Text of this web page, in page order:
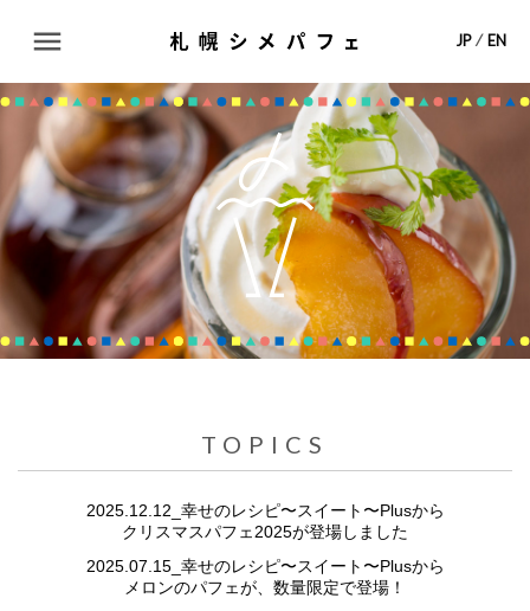
ABOUT
TOPICS
SHOP LIST
MAP
CONTACT
JP ⁄ EN
TOPICS
2025.12.12_幸せのレシピ〜スイート〜Plusから
クリスマスパフェ2025が登場しました
2025.07.15_幸せのレシピ〜スイート〜Plusから
メロンのパフェが、数量限定で登場！